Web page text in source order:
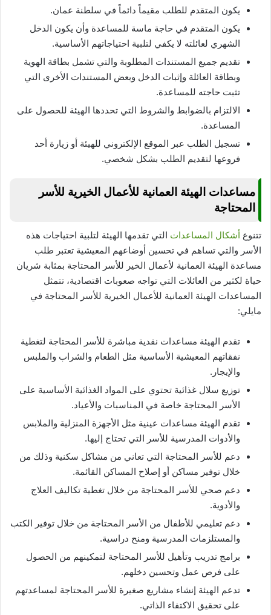
يكون المتقدم للطلب مقيماً دائماً في سلطنة عمان.
يكون المتقدم في حاجة ماسة للمساعدة وأن يكون الدخل
الشهري لعائلته لا يكفي لتلبية احتياجاتهم الأساسية.
تقديم جميع المستندات المطلوبة والتي تشمل بطاقة الهوية
وبطاقة العائلة وإثبات الدخل وبعض المستندات الأخرى التي
تثبت حاجته للمساعدة.
الالتزام بالضوابط والشروط التي تحددها الهيئة للحصول على
المساعدة.
تسجيل الطلب عبر الموقع الإلكتروني للهيئة أو زيارة أحد
فروعها لتقديم الطلب بشكل شخصي.
مساعدات الهيئة العمانية للأعمال الخيرية للأسر
المحتاجة
تتنوع أشكال المساعدات التي تقدمها الهيئة لتلبية احتياجات هذه
الأسر والتي تساهم في تحسين أوضاعهم المعيشية تعتبر طلب
مساعدة الهيئة العمانية لأعمال الخير للأسر المحتاجة بمثابة شريان
حياة لكثير من العائلات التي تواجه صعوبات اقتصادية، تتمثل
المساعدات الهيئة العمانية للأعمال الخيرية للأسر المحتاجة في
مايلي:
تقدم الهيئة مساعدات نقدية مباشرة للأسر المحتاجة لتغطية
نفقاتهم المعيشية الأساسية مثل الطعام والشراب والملبس
والإيجار.
توزيع سلال غذائية تحتوي على المواد الغذائية الأساسية على
الأسر المحتاجة خاصة في المناسبات والأعياد.
تقدم الهيئة مساعدات عينية مثل الأجهزة المنزلية والملابس
والأدوات المدرسية للأسر التي تحتاج إليها.
دعم للأسر المحتاجة التي تعاني من مشاكل سكنية وذلك من
خلال توفير مساكن أو إصلاح المساكن القائمة.
دعم صحي للأسر المحتاجة من خلال تغطية تكاليف العلاج
والأدوية.
دعم تعليمي للأطفال من الأسر المحتاجة من خلال توفير الكتب
والمستلزمات المدرسية ومنح دراسية.
برامج تدريب وتأهيل للأسر المحتاجة لتمكينهم من الحصول
على فرص عمل وتحسين دخلهم.
تدعم الهيئة إنشاء مشاريع صغيرة للأسر المحتاجة لمساعدتهم
على تحقيق الاكتفاء الذاتي.